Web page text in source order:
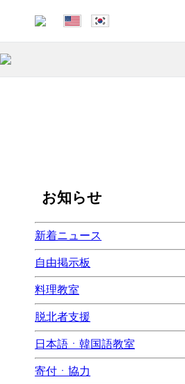
お知らせ
新着ニュース
自由掲示板
料理教室
脱北者支援
日本語ㆍ韓国語教室
寄付ㆍ協力